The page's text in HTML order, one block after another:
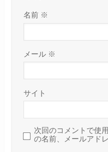
名前 ※
メール ※
サイト
次回のコメントで使
の名前、メールアド